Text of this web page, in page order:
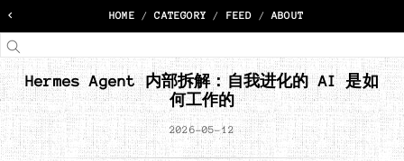
< HOME /CATEGORY / FEED /ABOUT
Hermes Agent 内部拆解：自我进化的 AI 是如
何工作的
2026-05-12